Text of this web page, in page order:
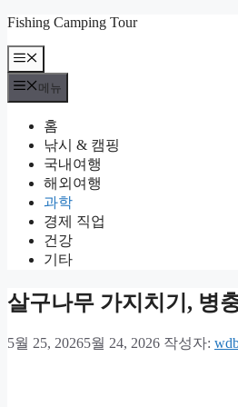
컨
츠
로
건
Fishing Camping Tour
메
뉴
메뉴
홈
낚시 & 캠핑
국내여행
해외여행
과학
경제 직업
건강
기타
살구나무 가지치기, 병
5월 25, 20265월 24, 2026 작성자: